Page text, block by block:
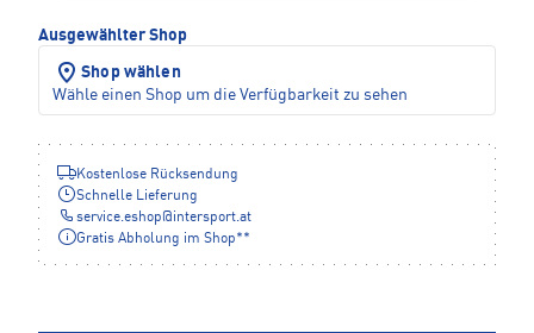
Ausgewählter Shop
Shop wählen
Wähle einen Shop um die Verfügbarkeit zu sehen
Kostenlose Rücksendung
Schnelle Lieferung
service.eshop@intersport.at
Gratis Abholung im Shop**